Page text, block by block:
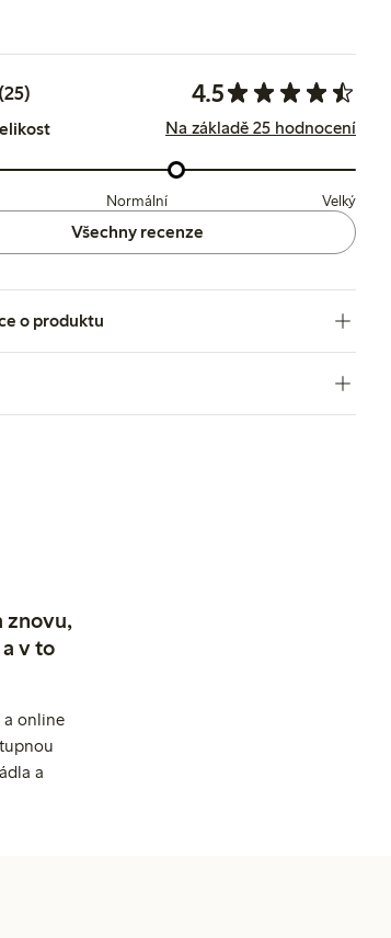
4.5
Na základě 25 hodnocení
Normální Velký
Všechny recenze
o produktu
znovu,
v to
online
a